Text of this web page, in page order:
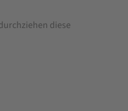
diese